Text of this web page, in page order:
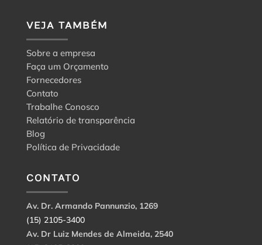
VEJA TAMBÉM
Sobre a empresa
Faça um Orçamento
Fornecedores
Contato
Trabalhe Conosco
Relatório de transparência
Blog
Política de Privacidade
CONTATO
Av. Dr. Armando Pannunzio, 1269
(15) 2105-3400
Av. Dr Luiz Mendes de Almeida, 2540